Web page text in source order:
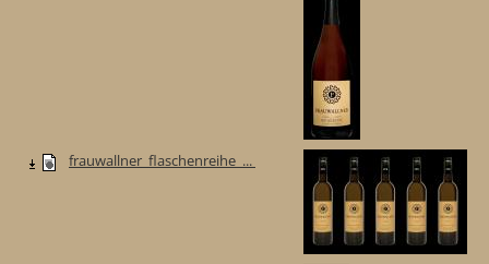
frauwallner_flaschenreihe_...